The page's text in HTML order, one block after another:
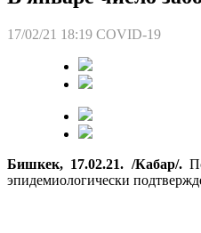
17/02/21 18:19 COVID-19
Бишкек, 17.02.21. /Кабар/.
эпидемиологически